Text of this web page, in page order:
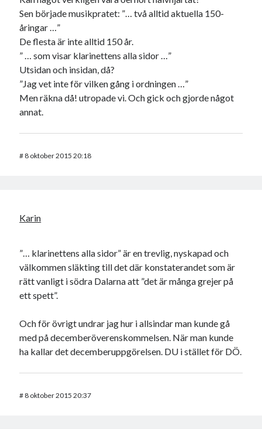
Sen började musikpratet: ”… två alltid aktuella 150-
åringar …”
De flesta är inte alltid 150 år.
” … som visar klarinettens alla sidor …”
Utsidan och insidan, då?
”Jag vet inte för vilken gång i ordningen …”
Men räkna då! utropade vi. Och gick och gjorde något
annat.
# 8 oktober 2015 20:18
Karin
”… klarinettens alla sidor” är en trevlig, nyskapad och
välkommen släkting till det där konstaterandet som är
rätt vanligt i södra Dalarna att ”det är många grejer på
ett spett”.
Och för övrigt undrar jag hur i allsindar man kunde gå
med på decemberöverenskommelsen. När man kunde
ha kallar det decemberuppgörelsen. DU i stället för DÖ.
# 8 oktober 2015 20:37